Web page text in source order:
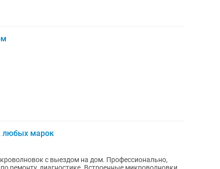
любых марок
с выездом на дом. Профессионально,